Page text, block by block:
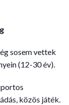
sosem vettek
(12-30 év).
közös játék.